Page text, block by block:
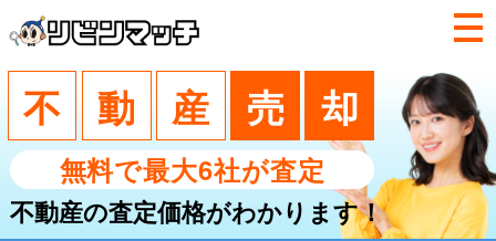
不 動 産 売 却
無料で最大6社が査定
不動産の査定価格がわかります！